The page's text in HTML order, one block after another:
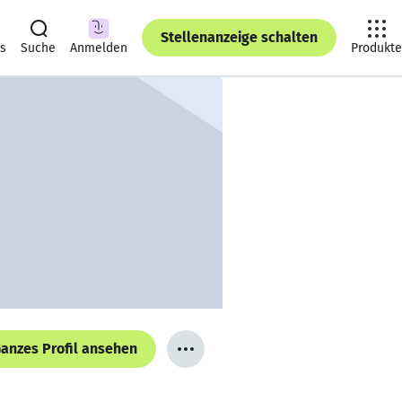
Suche Anmelden
Stellenanzeige schalten
Produkte
Profil ansehen